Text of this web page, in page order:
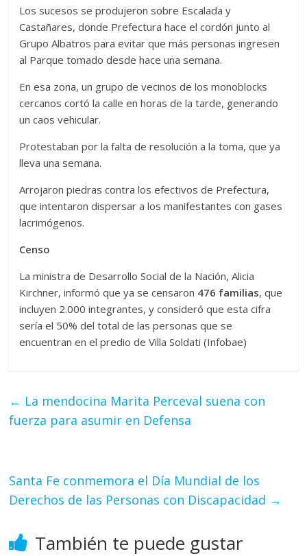
Los sucesos se produjeron sobre Escalada y
Castañares, donde Prefectura hace el cordón junto al
Grupo Albatros para evitar que más personas ingresen
al Parque tomado desde hace una semana.
En esa zona, un grupo de vecinos de los monoblocks
cercanos cortó la calle en horas de la tarde, generando
un caos vehicular.
Protestaban por la falta de resolución a la toma, que ya
lleva una semana.
Arrojaron piedras contra los efectivos de Prefectura,
que intentaron dispersar a los manifestantes con gases
lacrimógenos.
Censo
La ministra de Desarrollo Social de la Nación, Alicia
Kirchner, informó que ya se censaron 476 familias, que
incluyen 2.000 integrantes, y consideró que esta cifra
sería el 50% del total de las personas que se
encuentran en el predio de Villa Soldati (Infobae)
← La mendocina Marita Perceval suena con
fuerza para asumir en Defensa
Santa Fe conmemora el Día Mundial de los
Derechos de las Personas con Discapacidad →
También te puede gustar